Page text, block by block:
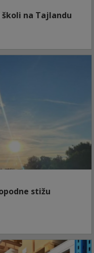
na Tajlandu
stižu